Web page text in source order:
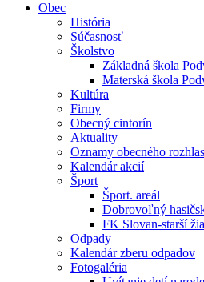
Obec
História
Súčasnosť
Školstvo
Základná škola
Materská škola
Kultúra
Firmy
Obecný cintorín
Aktuality
Oznamy obecného
Kalendár akcií
Šport
Šport. areál
Dobrovoľný
FK Slovan-starší
Odpady
Kalendár zberu odpadov
Fotogaléria